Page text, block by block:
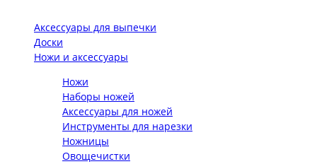
Аксессуары для выпечки
Доски
Ножи и аксессуары
Ножи
Наборы ножей
Аксессуары для ножей
Инструменты для нарезки
Ножницы
Овощечистки